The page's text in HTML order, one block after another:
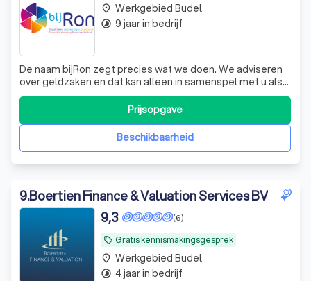
De naam bijRon zegt precies wat we doen. We adviseren
over geldzaken en dat kan alleen in samenspel met u als
klant. U levert het ene deel van de puzzel en wij het
wensen die u wilt realiseren. Daarnaast loopt u liever geen
risico’s die u met betaaBeschikbaarheid
Prijsopgave
place Werkgebied Budel
timelapse 9 jaar in bedrijf
9.Boertien Finance & Valuation Services BV
local_offer Gratis kennismakingsgesprek
(6)
9,3
place Werkgebied Budel
timelapse 4 jaar in bedrijf